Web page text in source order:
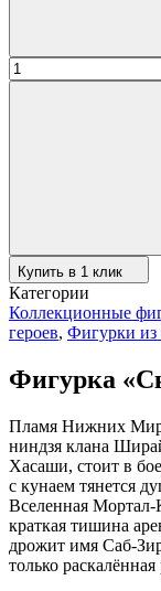
Купить в 1 клик
Категории
Коллекционные
героев, Фигурки из
Фигурка
Пламя Нижних
ниндзя клана
Хасаши, стоит в
с кунаем тянется
Вселенная Мортал-
краткая тишина
дрожит имя Саб-
только